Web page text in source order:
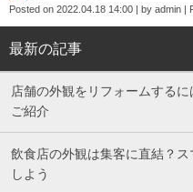
Posted on 2022.04.18 14:00 | by admin |
最新の記事
店舗の外観をリフォームする
ご紹介
飲食店の外観は集客に直結？
しよう